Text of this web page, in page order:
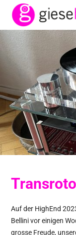
Auf der HighEnd
Bellini vor einigen
grosse Freude,